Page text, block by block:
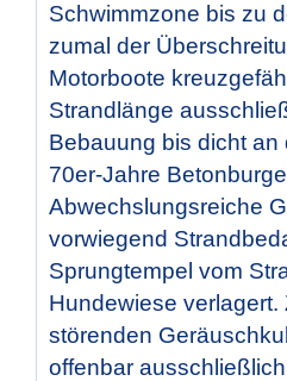
Schwimmzone bis zu
zumal der
Motorboote
Strandlänge
Bebauung bis dicht
70er-Jahre
Abwechslungsreiche
vorwiegend
Sprungtempel vom
Hundewiese
störenden
offenbar